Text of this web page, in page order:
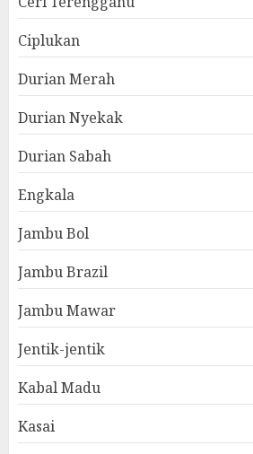
Ciplukan
Durian Merah
Durian Nyekak
Durian Sabah
Engkala
Jambu Bol
Jambu Brazil
Jambu Mawar
Jentik-jentik
Kabal Madu
Kasai